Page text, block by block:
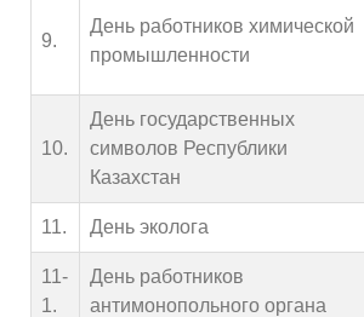
9.
День работников химической
промышленности
10.
День государственных
символов Республики
Казахстан
11. День эколога
11-
1.
День работников
антимонопольного органа